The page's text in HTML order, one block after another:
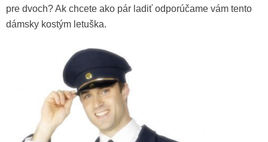
pre dvoch? Ak chcete ako pár ladiť odporúčame vám tento
dámsky kostým letuška.